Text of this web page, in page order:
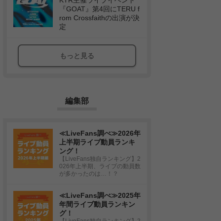
『GOAT』第4回にTERU f
rom Crossfaithの出演が決
定
もっと見る
編集部
≪LiveFans調べ≫2026年
上半期ライブ動員ランキ
ング！
【LiveFans独自ランキング】2
026年上半期、ライブの動員数
が多かったのは…！？
≪LiveFans調べ≫2025年
年間ライブ動員ランキン
グ！